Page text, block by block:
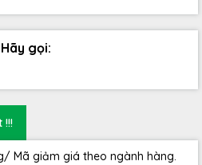
gọi:
!!!
Mã giảm giá theo ngành hàng.